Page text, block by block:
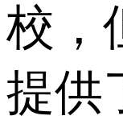
校，
提供